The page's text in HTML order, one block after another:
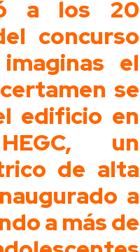
a los 20
concurso
el
se
edificio en
un
de alta
a
a más de